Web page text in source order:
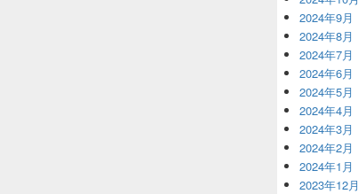
2024年9月
2024年8月
2024年7月
2024年6月
2024年5月
2024年4月
2024年3月
2024年2月
2024年1月
2023年12月